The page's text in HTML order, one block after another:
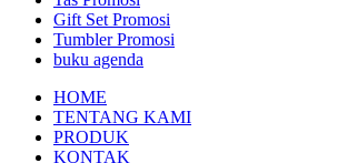
Gift Set Promosi
Tumbler Promosi
buku agenda
HOME
TENTANG KAMI
PRODUK
KONTAK